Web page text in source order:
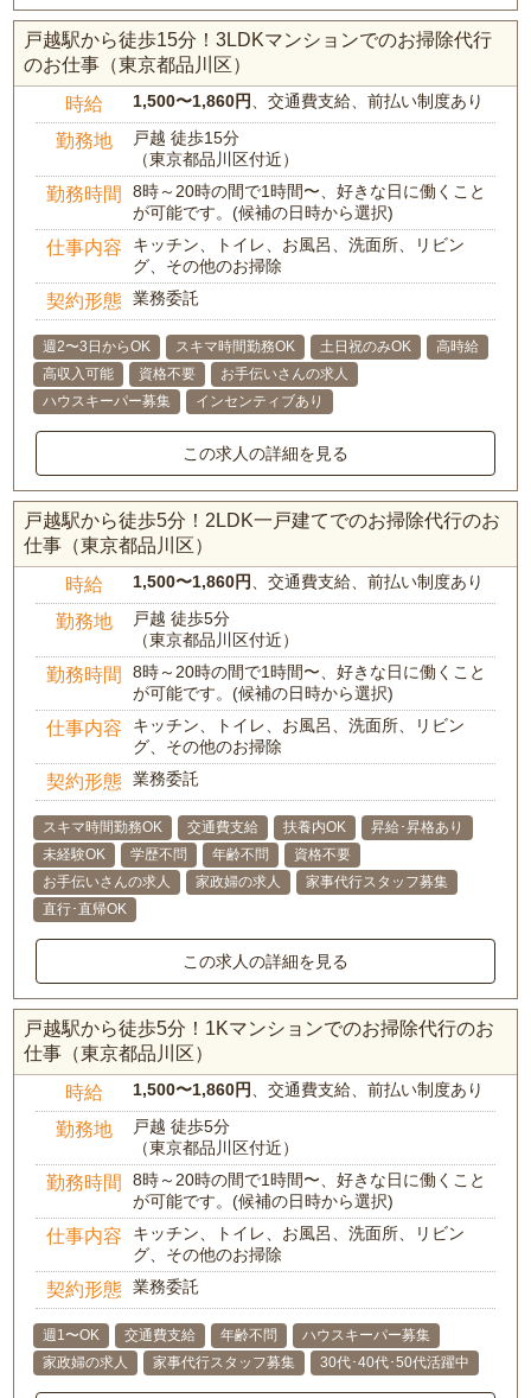
戸越駅から徒歩15分！3LDKマンションでのお掃除代行
のお仕事（東京都品川区）
時給 1,500〜1,860円 、交通費支給、前払い制度あり
勤務地
戸越 徒歩15分
（東京都品川区付近）
勤務時間
8時～20時の間で1時間〜、好きな日に働くこと
が可能です。(候補の日時から選択)
仕事内容
キッチン、トイレ、お風呂、洗面所、リビン
グ、その他のお掃除
契約形態 業務委託
週2〜3日からOK スキマ時間勤務OK 土日祝のみOK
高時給
高収入可能
資格不要
お手伝いさんの求人
ハウスキーパー募集
インセンティブあり
この求人の詳細を見る
戸越駅から徒歩5分！2LDK一戸建てでのお掃除代行のお
仕事（東京都品川区）
時給 1,500〜1,860円 、交通費支給、前払い制度あり
勤務地
戸越 徒歩5分
（東京都品川区付近）
勤務時間
8時～20時の間で1時間〜、好きな日に働くこと
が可能です。(候補の日時から選択)
仕事内容
キッチン、トイレ、お風呂、洗面所、リビン
グ、その他のお掃除
契約形態 業務委託
スキマ時間勤務OK 交通費支給 扶養内OK
昇給･昇格あり
未経験OK
学歴不問 年齢不問
資格不要
お手伝いさんの求人
家政婦の求人
家事代行スタッフ募集
直行･直帰OK
この求人の詳細を見る
戸越駅から徒歩5分！1Kマンションでのお掃除代行のお
仕事（東京都品川区）
時給 1,500〜1,860円 、交通費支給、前払い制度あり
勤務地
戸越 徒歩5分
（東京都品川区付近）
勤務時間
8時～20時の間で1時間〜、好きな日に働くこと
が可能です。(候補の日時から選択)
仕事内容
キッチン、トイレ、お風呂、洗面所、リビン
グ、その他のお掃除
契約形態 業務委託
週1〜OK 交通費支給 年齢不問
ハウスキーパー募集
家政婦の求人
家事代行スタッフ募集 30代･40代･50代活躍中